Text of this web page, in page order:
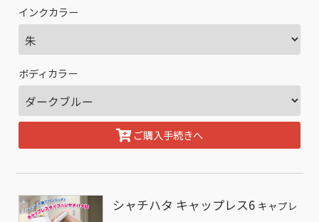
インクカラー
ボディカラー
ご購入手続きへ
シャチハタ キャップレス6 キャプレ